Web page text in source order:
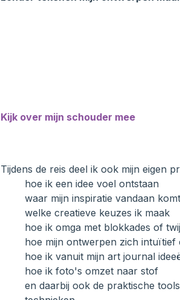
Kijk over mijn schouder mee
Tijdens de reis deel ik ook mijn eigen
hoe ik een idee voel ontstaan
waar mijn inspiratie vandaan komt
welke creatieve keuzes ik maak
hoe ik omga met blokkades of
hoe mijn ontwerpen zich intuïtief
hoe ik vanuit mijn art journal
hoe ik foto's omzet naar stof
en daarbij ook de praktische